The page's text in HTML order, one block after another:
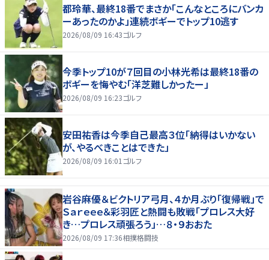
都玲華、最終18番でまさか「こんなところにバンカ
ーあったのかよ」連続ボギーでトップ10逃す
2026/08/09 16:43ゴルフ
今季トップ10が７回目の小林光希は最終18番の
ボギーを悔やむ「洋芝難しかったー」
2026/08/09 16:23ゴルフ
安田祐香は今季自己最高３位「納得はいかない
が、やるべきことはできた」
2026/08/09 16:01 ゴルフ
岩谷麻優＆ビクトリア弓月、４か月ぶり「復帰戦」で
Ｓａｒｅｅｅ＆彩羽匠と熱闘も敗戦「プロレス大好
き…プロレス頑張ろう」…８・９おおた
2026/08/09 17:36相撲格闘技